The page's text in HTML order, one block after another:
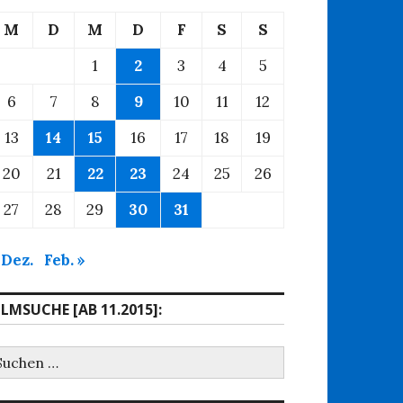
M D M D F S
S
1
2 3 4
5
6
7 8 9 10 11
12
13
14 15 16 17 18
19
20
21 22 23 24 25
26
27
28 29 30 31
Feb. »
[AB 11.2015]: